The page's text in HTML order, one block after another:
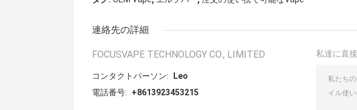
連絡先の詳細
FOCUSVAPE TECHNOLOGY CO., LIMITED
コンタクトパーソン:
Leo
電話番号:
+8613923453215
私達に直